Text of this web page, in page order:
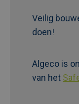
Veilig
doen!
Algeco is
van het